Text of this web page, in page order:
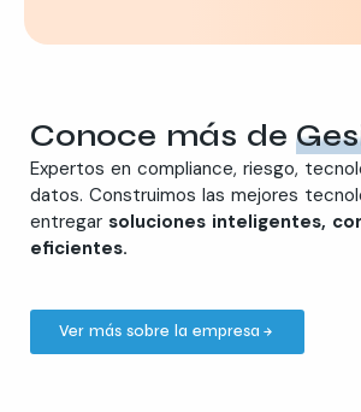
Conoce más de
Expertos en compliance, riesgo,
datos. Construimos las mejores
entregar soluciones inteligentes,
eficientes.
Ver más sobre la empresa